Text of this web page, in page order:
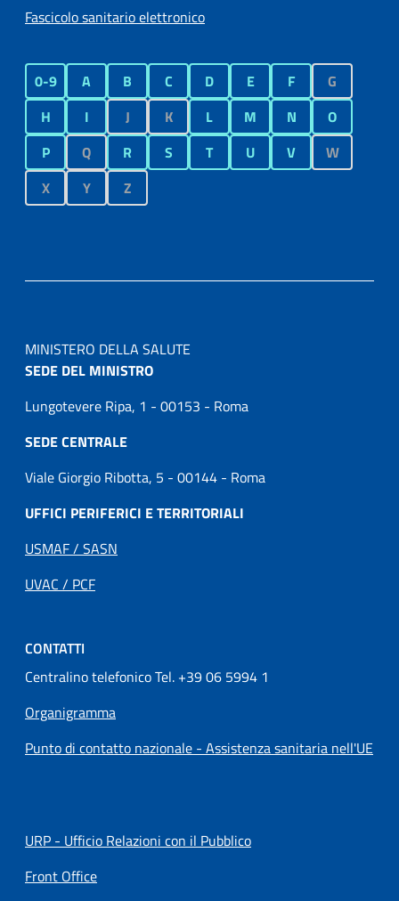
Fascicolo sanitario elettronico
0-9 A B C D E F
G
H
I J K L M N
O
P
Q R S T U V
W
X
Y Z
MINISTERO DELLA SALUTE
SEDE DEL MINISTRO
Lungotevere Ripa, 1 - 00153 - Roma
SEDE CENTRALE
Viale Giorgio Ribotta, 5 - 00144 - Roma
UFFICI PERIFERICI E TERRITORIALI
USMAF / SASN
UVAC / PCF
CONTATTI
Centralino telefonico Tel. +39 06 5994 1
Organigramma
Punto di contatto nazionale - Assistenza sanitaria nell'UE
URP - Ufficio Relazioni con il Pubblico
Front Office